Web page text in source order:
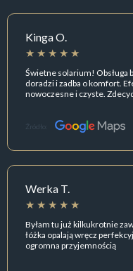
Kinga O.
Świetne solarium! Obsługa
doradzi i zadba o komfort.
nowoczesne i czyste.
Źródło:
Werka T.
Byłam tu już kilkukrotnie
łóżka opalają wręcz
ogromna przyjemnością